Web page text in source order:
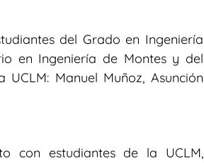
del Grado en Ingeniería
en Ingeniería de Montes y del
Manuel Muñoz, Asunción
con estudiantes de la UCLM,